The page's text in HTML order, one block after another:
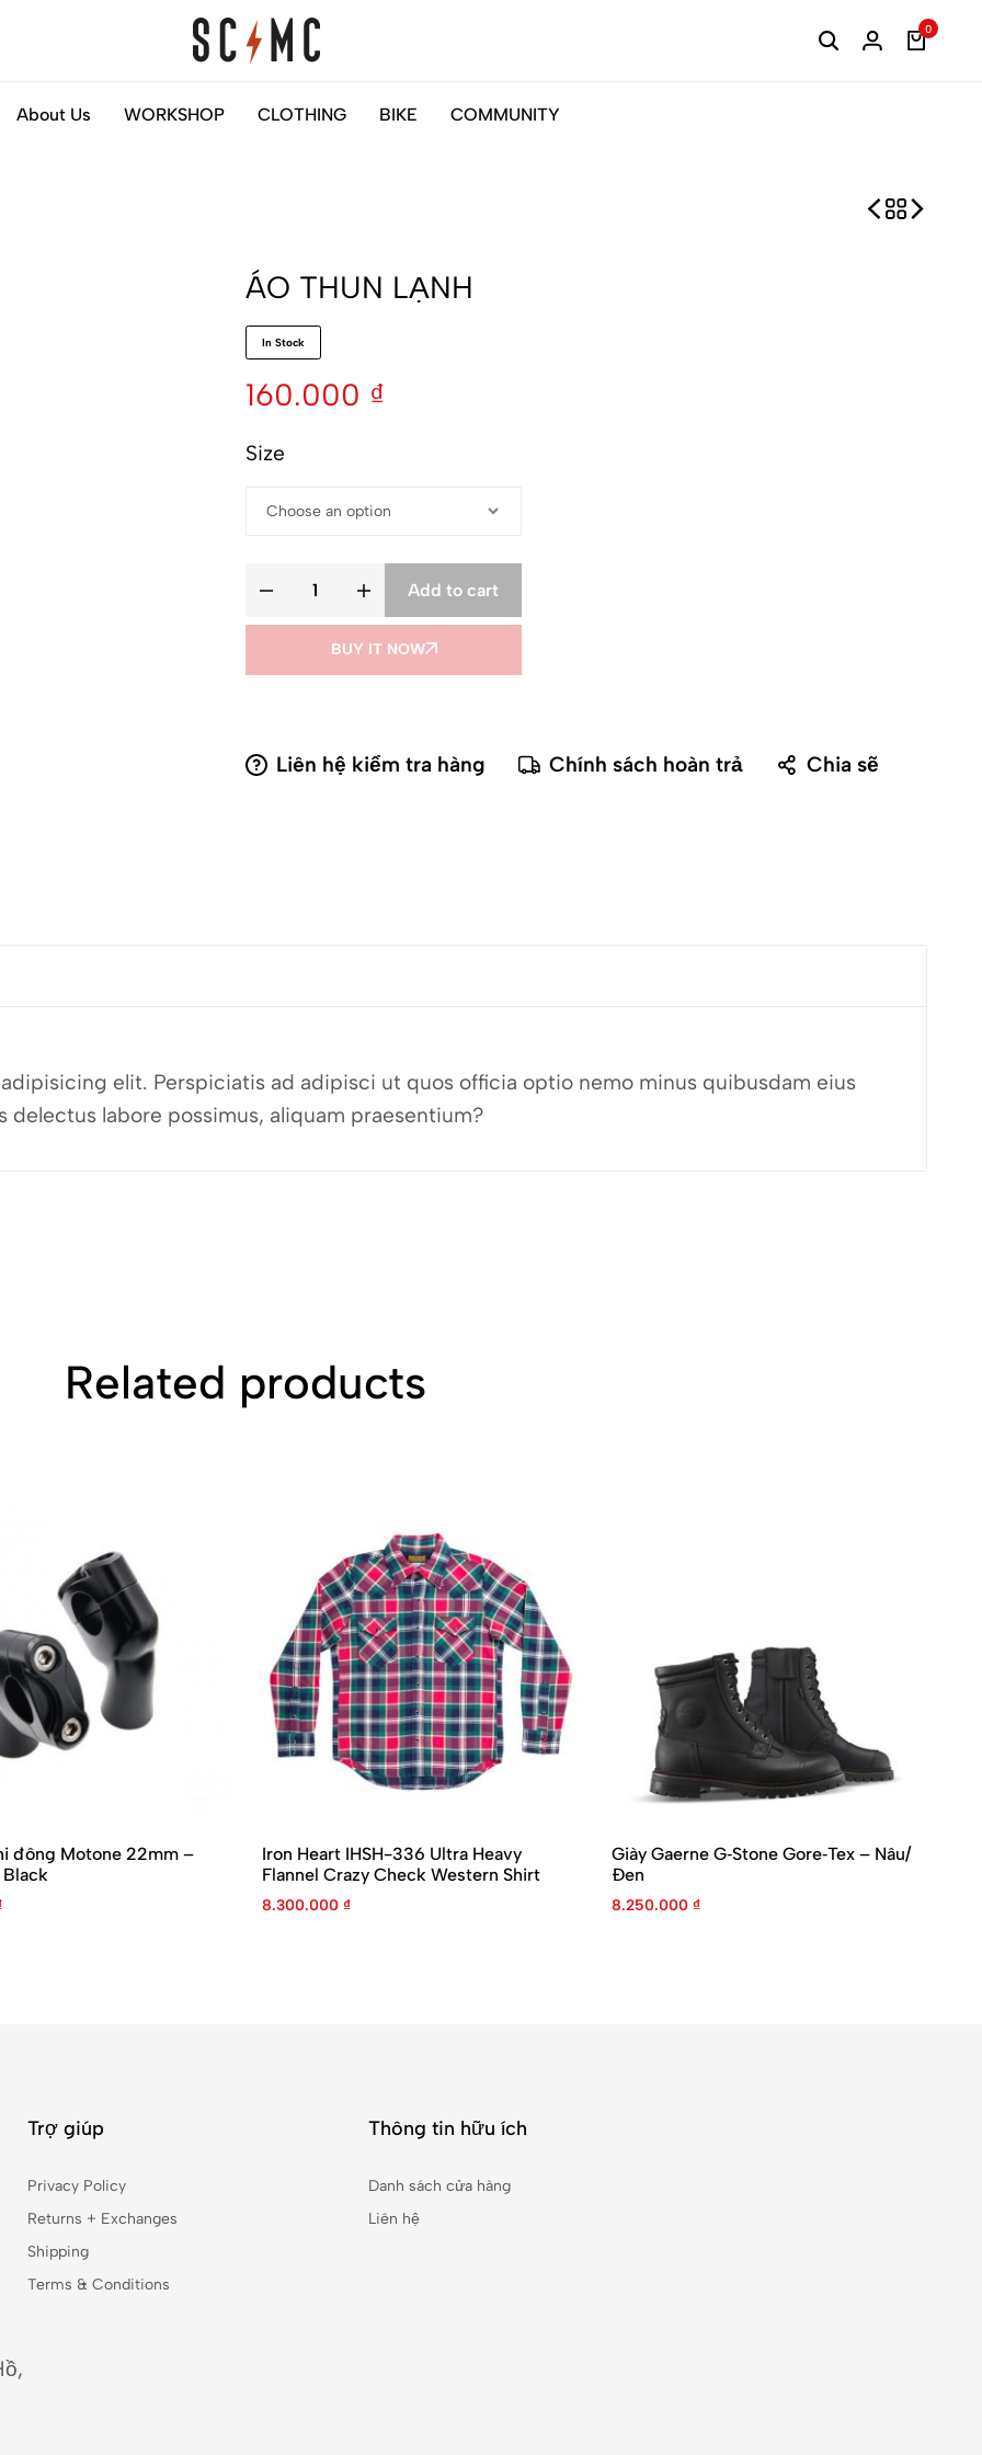
Classic
you
motorbike
0
About Us WORKSHOP CLOTHING BIKE COMMUNITY
ÁO THUN LẠNH
In Stock
160.000 ₫
Size
Add to cart
BUY IT NOW
Liên hệ kiểm tra hàng Chính sách hoàn trả Chia sẽ
elit. Perspiciatis ad adipisci ut quos officia optio nemo minus quibusdam eius
labore possimus, aliquam praesentium?
Related products
đông Motone 22mm –
Iron Heart IHSH-336 Ultra Heavy
Flannel Crazy Check Western Shirt
8.300.000 ₫
Giày Gaerne G‑Stone Gore‑Tex – Nâu/
Đen
8.250.000 ₫
Trợ giúp
Privacy Policy
Returns + Exchanges
Shipping
Terms & Conditions
Thông tin hữu ích
Danh sách cửa hàng
Liên hệ